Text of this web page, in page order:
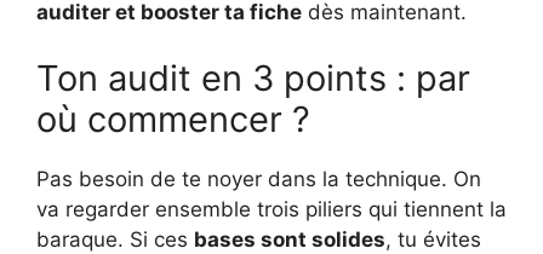
auditer et booster ta fiche dès maintenant.
Ton audit en 3 points : par
où commencer ?
Pas besoin de te noyer dans la technique. On
va regarder ensemble trois piliers qui tiennent la
baraque. Si ces bases sont solides, tu évites